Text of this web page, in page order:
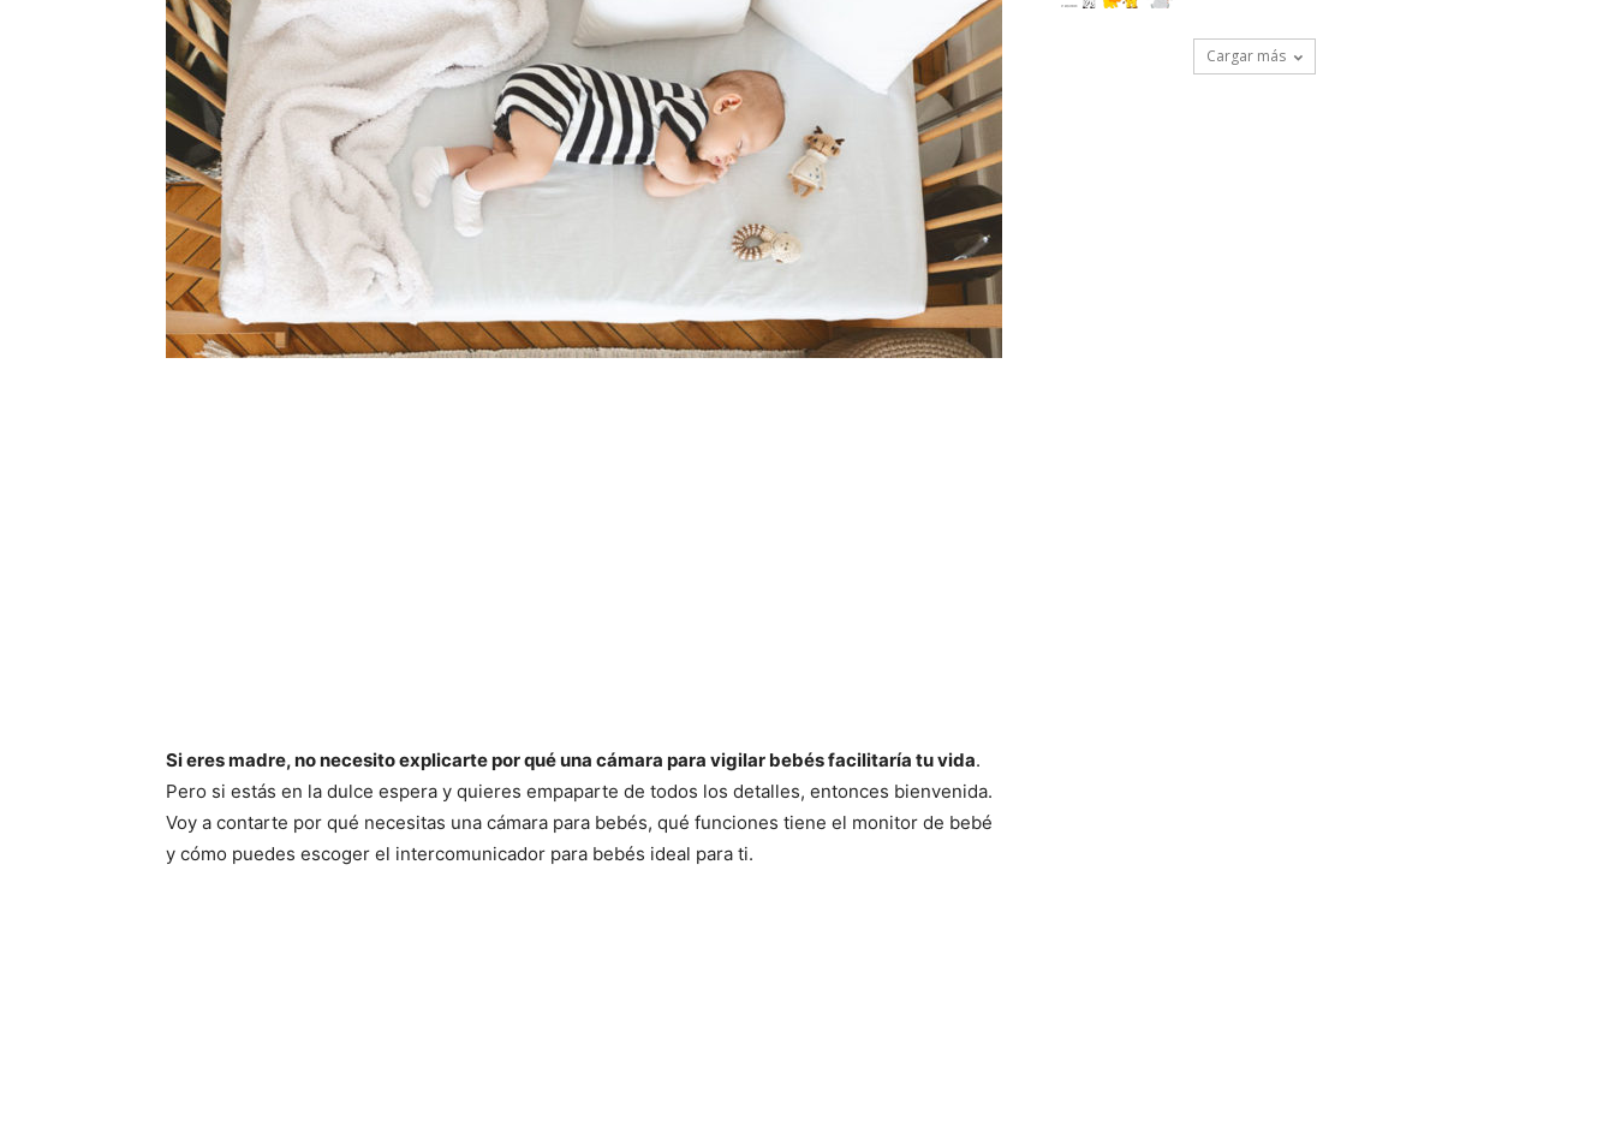
Si eres madre, no necesito explicarte por qué una cámara para vigilar bebés facilitaría tu vida.
Pero si estás en la dulce espera y quieres empaparte de todos los detalles, entonces bienvenida.
Voy a contarte por qué necesitas una cámara para bebés, qué funciones tiene el monitor de bebé
y cómo puedes escoger el intercomunicador para bebés ideal para ti.
Cargar más